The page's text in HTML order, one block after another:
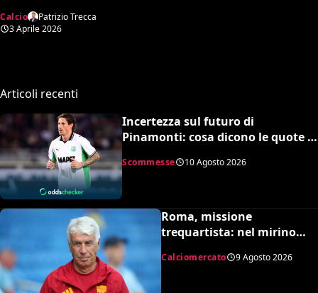
Calcio
Patrizio Trecca
3 Aprile 2026
Articoli recenti
Incertezza sul futuro di
Pinamonti: cosa dicono le quote e
Scommesse 10 Agosto 2026
Roma, missione
trequartista: nel mirino
Calciomercato 9 Agosto 2026